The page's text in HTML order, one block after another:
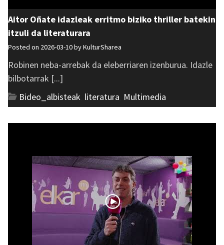
Aitor Oñate idazleak erritmo biziko thriller batekin
itzuli da literaturara
Posted on 2026-03-10 byKulturSharea
Robinen neba-arrebak da eleberriaren izenburua. Idazle
bilbotarrak [...]
Bideo_albisteak literatura Multimedia